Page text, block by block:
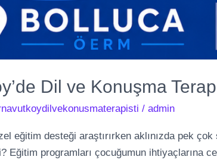
Dil ve Konuşma
/admin
eğitim desteği araştırırken aklınızda pek
Eğitim programları çocuğumun ihtiyaçlarına